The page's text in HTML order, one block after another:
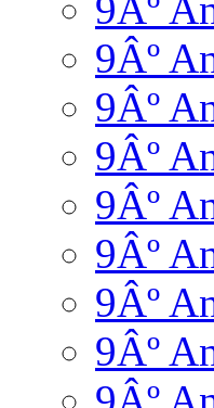
9Âº
9Âº
9Âº
9Âº
9Âº
9Âº
9Âº